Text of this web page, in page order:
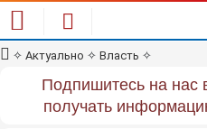
✧ Актуально ✧ Власть ✧
Подпишитесь на нас
получать